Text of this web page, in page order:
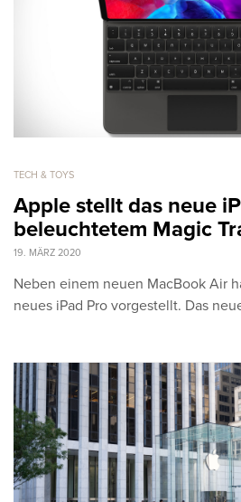
TECH & TOYS
Apple stellt das neue
beleuchtetem Magic
19. MÄRZ 2020
Neben einem neuen MacBook Air
neues iPad Pro vorgestellt. Das